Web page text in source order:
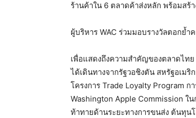
ร้านค้าใน 6 ตลาดค้าส่งหลัก พร้อมสร้
ผู้บริหาร WAC ร่วมมอบรางวัลตอกย้ำค
เพื่อแสดงถึงความสำคัญของตลาดไท
ได้เดินทางจากรัฐวอชิงตัน สหรัฐอเม
โครงการ Trade Loyalty Program ก
Washington Apple Commission ใ
ท้าทายด้านระยะทางการขนส่ง ต้นทุน